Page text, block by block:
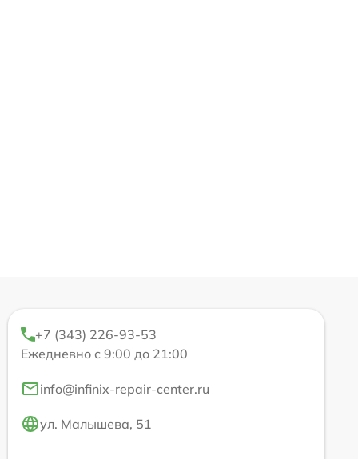
+7 (343) 226-93-53
Ежедневно с 9:00 до 21:00
info@infinix-repair-center.ru
ул. Малышева, 51